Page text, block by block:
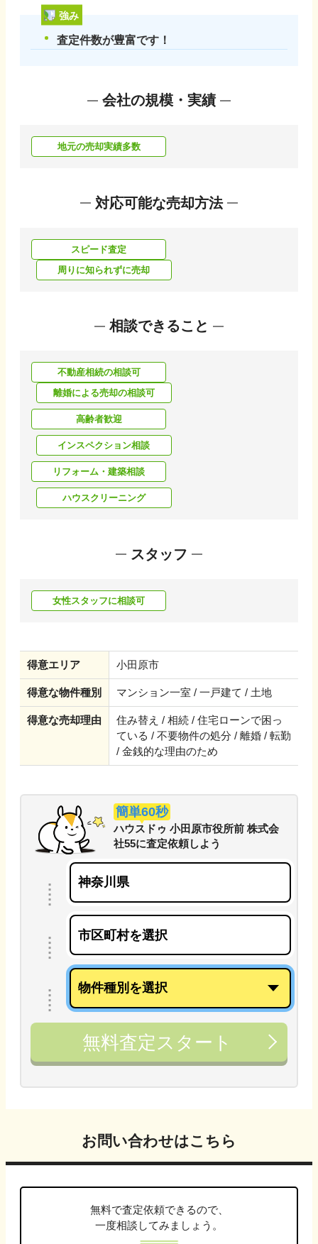
強み
査定件数が豊富です！
会社の規模・実績
地元の売却実績多数
対応可能な売却方法
スピード査定
周りに知られずに売却
相談できること
不動産相続の相談可
離婚による売却の相談可
高齢者歓迎
インスペクション相談
リフォーム・建築相談
ハウスクリーニング
スタッフ
女性スタッフに相談可
得意エリア 小田原市
得意な物件種別 マンション一室 / 一戸建て / 土地
得意な売却理由
住み替え / 相続 / 住宅ローンで困っ
ている / 不要物件の処分 / 離婚 / 転勤
/ 金銭的な理由のため
簡単60秒
ハウスドゥ 小田原市役所前 株式会
社55に査定依頼しよう
無料査定スタート
お問い合わせはこちら
無料で査定依頼できるので、
一度相談してみましょう。